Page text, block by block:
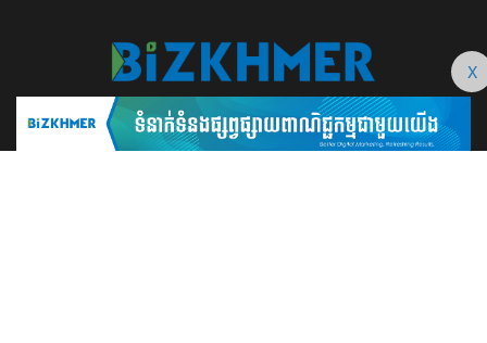
BizKhmer ​ជា​​ប្រព័ន្ធ​ផ្សព្វផ្សាយ​តាម​ប្រព័ន្ធ​ឌីជីថល​​​ប្រកប​ដោយ​វិជ្ជាជីវៈ​ដែល​​​ត្រូវ​
បាន​បង្កើតឡើង យ៉ាង​ពិសេស​​ដើម្បី​បំរើ​ដល់​ប្រយោជន៍​​​ដល់​មិត្ត​អ្នក​ដែល​ផ្ដោត​សំខាន់​
X